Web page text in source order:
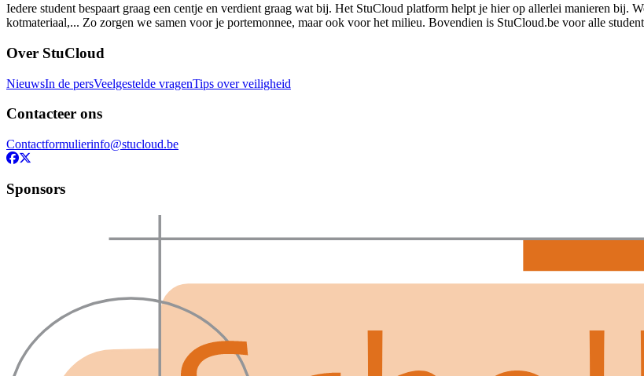
Iedere student bespaart graag een centje en verdient graag wat bij. Het StuCloud platform helpt je hier op allerlei manieren bij.
kotmateriaal,... Zo zorgen we samen voor je portemonnee, maar ook voor het milieu. Bovendien is StuCloud.be voor alle
Over StuCloud
NieuwsIn de persVeelgestelde vragenTips over veiligheid
Contacteer ons
Contactformulierinfo@stucloud.be
Sponsors